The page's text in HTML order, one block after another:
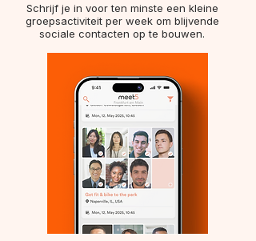
Schrijf je in voor ten minste een kleine
groepsactiviteit per week om blijvende
sociale contacten op te bouwen.